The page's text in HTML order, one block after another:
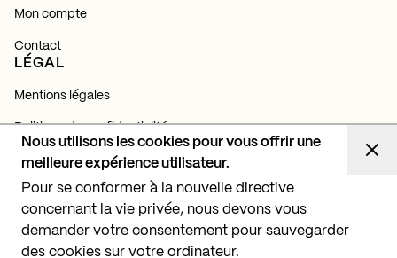
Nous utilisons les cookies pour vous offrir une
meilleure expérience utilisateur.
Pour se conformer à la nouvelle directive
concernant la vie privée, nous devons vous
demander votre consentement pour sauvegarder
des cookies sur votre ordinateur.
Mon compte
Contact
LÉGAL
Mentions légales
Politique de confidentialité
Politique de cookies
Abonnez-vous et découvrez toutes nos actualités,
lancements et projets d'éclairage.